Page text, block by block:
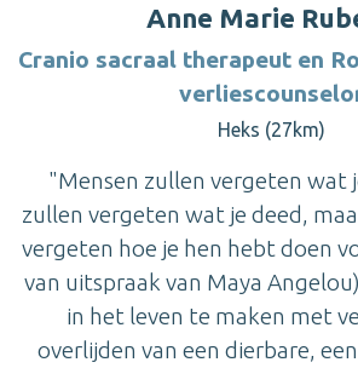
Anne Marie
Cranio sacraal therapeut en
Heks (27km)
"Mensen zullen vergeten wat
zullen vergeten wat je deed,
vergeten hoe je hen hebt doen
van uitspraak van Maya
in het leven te maken met
overlijden van een dierbare,